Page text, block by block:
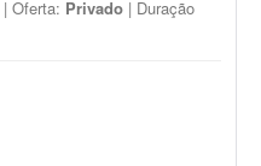
| Oferta: Privado | Duração